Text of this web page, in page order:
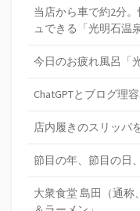
当店から車で約2分
ュできる「光明石温
今日のお疲れ風呂「
ChatGPTとブログ理
店内履きのスリッパ
節目の年、節目の日
大衆食堂 島田（通称